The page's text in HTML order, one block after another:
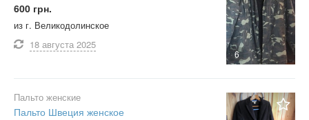
6
600 грн.
из г. Великодолинское
18 августа 2025
Пальто женские
Пальто Швеция женское